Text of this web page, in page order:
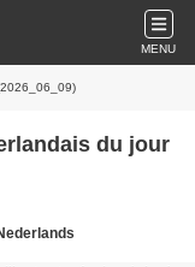
MENU
du jour